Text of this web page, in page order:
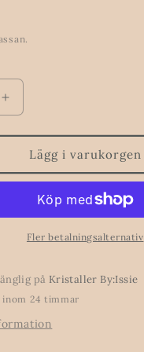
Öka
kvantitet
för
Lepidolit
–
rå
kristall
för
lugn
Lägg i varukorgen
Fler betalningsalternativ
på Kristaller By:Issie
24 timmar